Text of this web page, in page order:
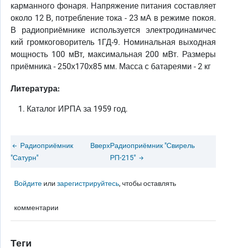
карманного фонаря. Напряжение питания составляет
около 12 В, потребление тока - 23 мА в режиме покоя.
В радиоприёмнике используется электродинамичес
кий громкоговоритель 1ГД-9. Номинальная выходная
мощность 100 мВт, максимальная 200 мВт. Размеры
приёмника - 250х170х85 мм. Масса с батареями - 2 кг
Литература:
Каталог ИРПА за 1959 год.
Радиоприёмник
"Сатурн"
ВверхРадиоприёмник "Свирель
РП-215"
Войдите илизарегистрируйтесь, чтобы оставлять
комментарии
Теги